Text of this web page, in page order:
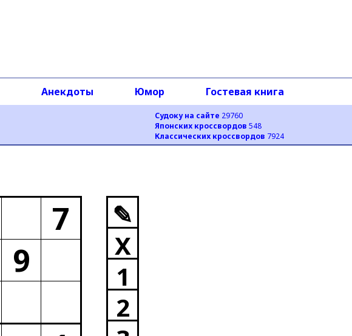
Судоку на сайте 29760
Японских кроссвордов 548
Классических кроссвордов 7924
Анекдоты Юмор Гостевая книга
7
9
✎
X
1
2